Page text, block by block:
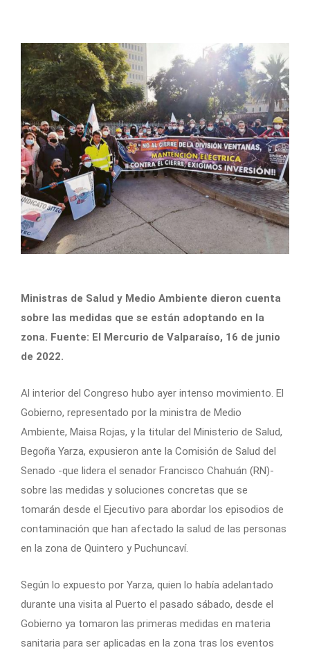
Ministras de Salud y Medio Ambiente dieron cuenta
sobre las medidas que se están adoptando en la
zona. Fuente: El Mercurio de Valparaíso, 16 de junio
de 2022.
Al interior del Congreso hubo ayer intenso movimiento. El
Gobierno, representado por la ministra de Medio
Ambiente, Maisa Rojas, y la titular del Ministerio de Salud,
Begoña Yarza, expusieron ante la Comisión de Salud del
Senado -que lidera el senador Francisco Chahuán (RN)-
sobre las medidas y soluciones concretas que se
tomarán desde el Ejecutivo para abordar los episodios de
contaminación que han afectado la salud de las personas
en la zona de Quintero y Puchuncaví.
Según lo expuesto por Yarza, quien lo había adelantado
durante una visita al Puerto el pasado sábado, desde el
Gobierno ya tomaron las primeras medidas en materia
sanitaria para ser aplicadas en la zona tras los eventos